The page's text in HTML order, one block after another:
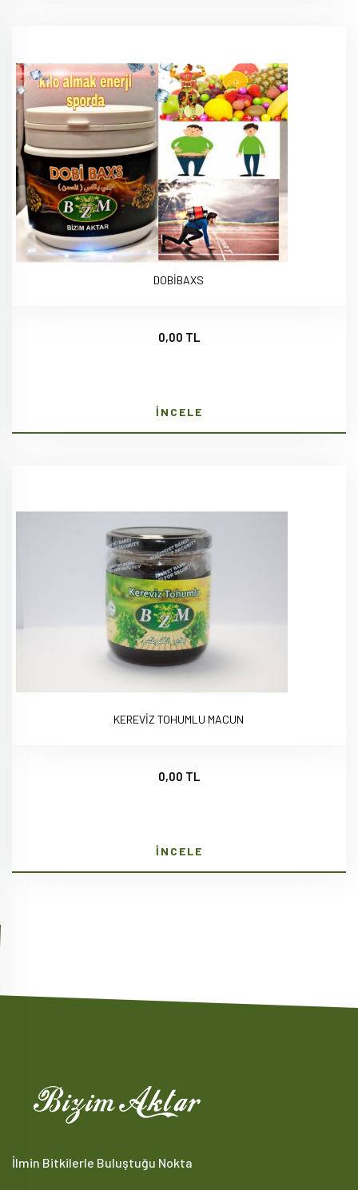
DOBİBAXS
0,00 TL
İNCELE
KEREVİZ TOHUMLU MACUN
0,00 TL
İNCELE
İlmin Bitkilerle Buluştuğu Nokta